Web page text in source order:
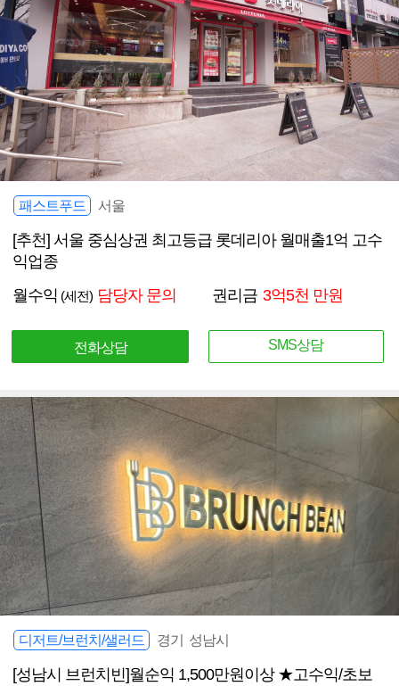
패스트푸드 서울
[추천] 서울 중심상권 최고등급 롯데리아 월매출1억 고수
익업종
월수익 (세전) 담당자 문의 권리금 3억5천 만원
전화상담 SMS상담
디저트/브런치/샐러드 경기 성남시
[성남시 브런치빈]월순익 1,500만원이상 ★고수익/초보